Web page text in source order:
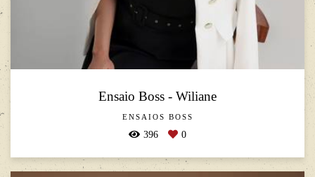
Ensaio Boss - Wiliane
ENSAIOS BOSS
396 0